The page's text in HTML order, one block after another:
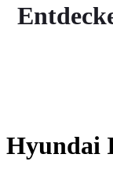
Hyundai